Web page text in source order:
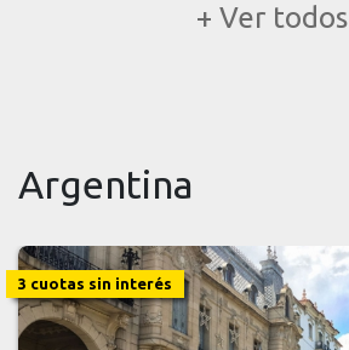
+ Ver todos
Argentina
3 cuotas sin interés